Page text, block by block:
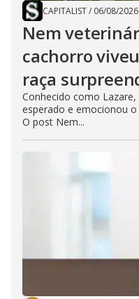
CAPITALIST/ 06/08/2026
Nem
cachorro
raça
Conhecido como
esperado e emocionou
O post Nem...